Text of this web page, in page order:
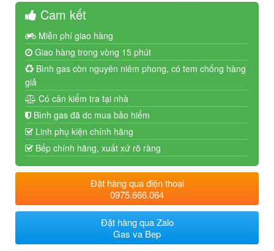
Cam kết
Miễn phí giao hàng
Giao hàng trong vòng 15 phút
Bình gas còn nguyên niêm phong, có tem chống hàng
giả
Có cân kiểm tra tại nhà
Bình gas đã dc mua bảo hiểm
Linh phụ kiện chính hãng
Bếp chính hãng, xuất xứ rõ ràng
Đặt hàng qua điện thoại
0975.666.064
Đặt hàng qua Zalo
Gas va Bep